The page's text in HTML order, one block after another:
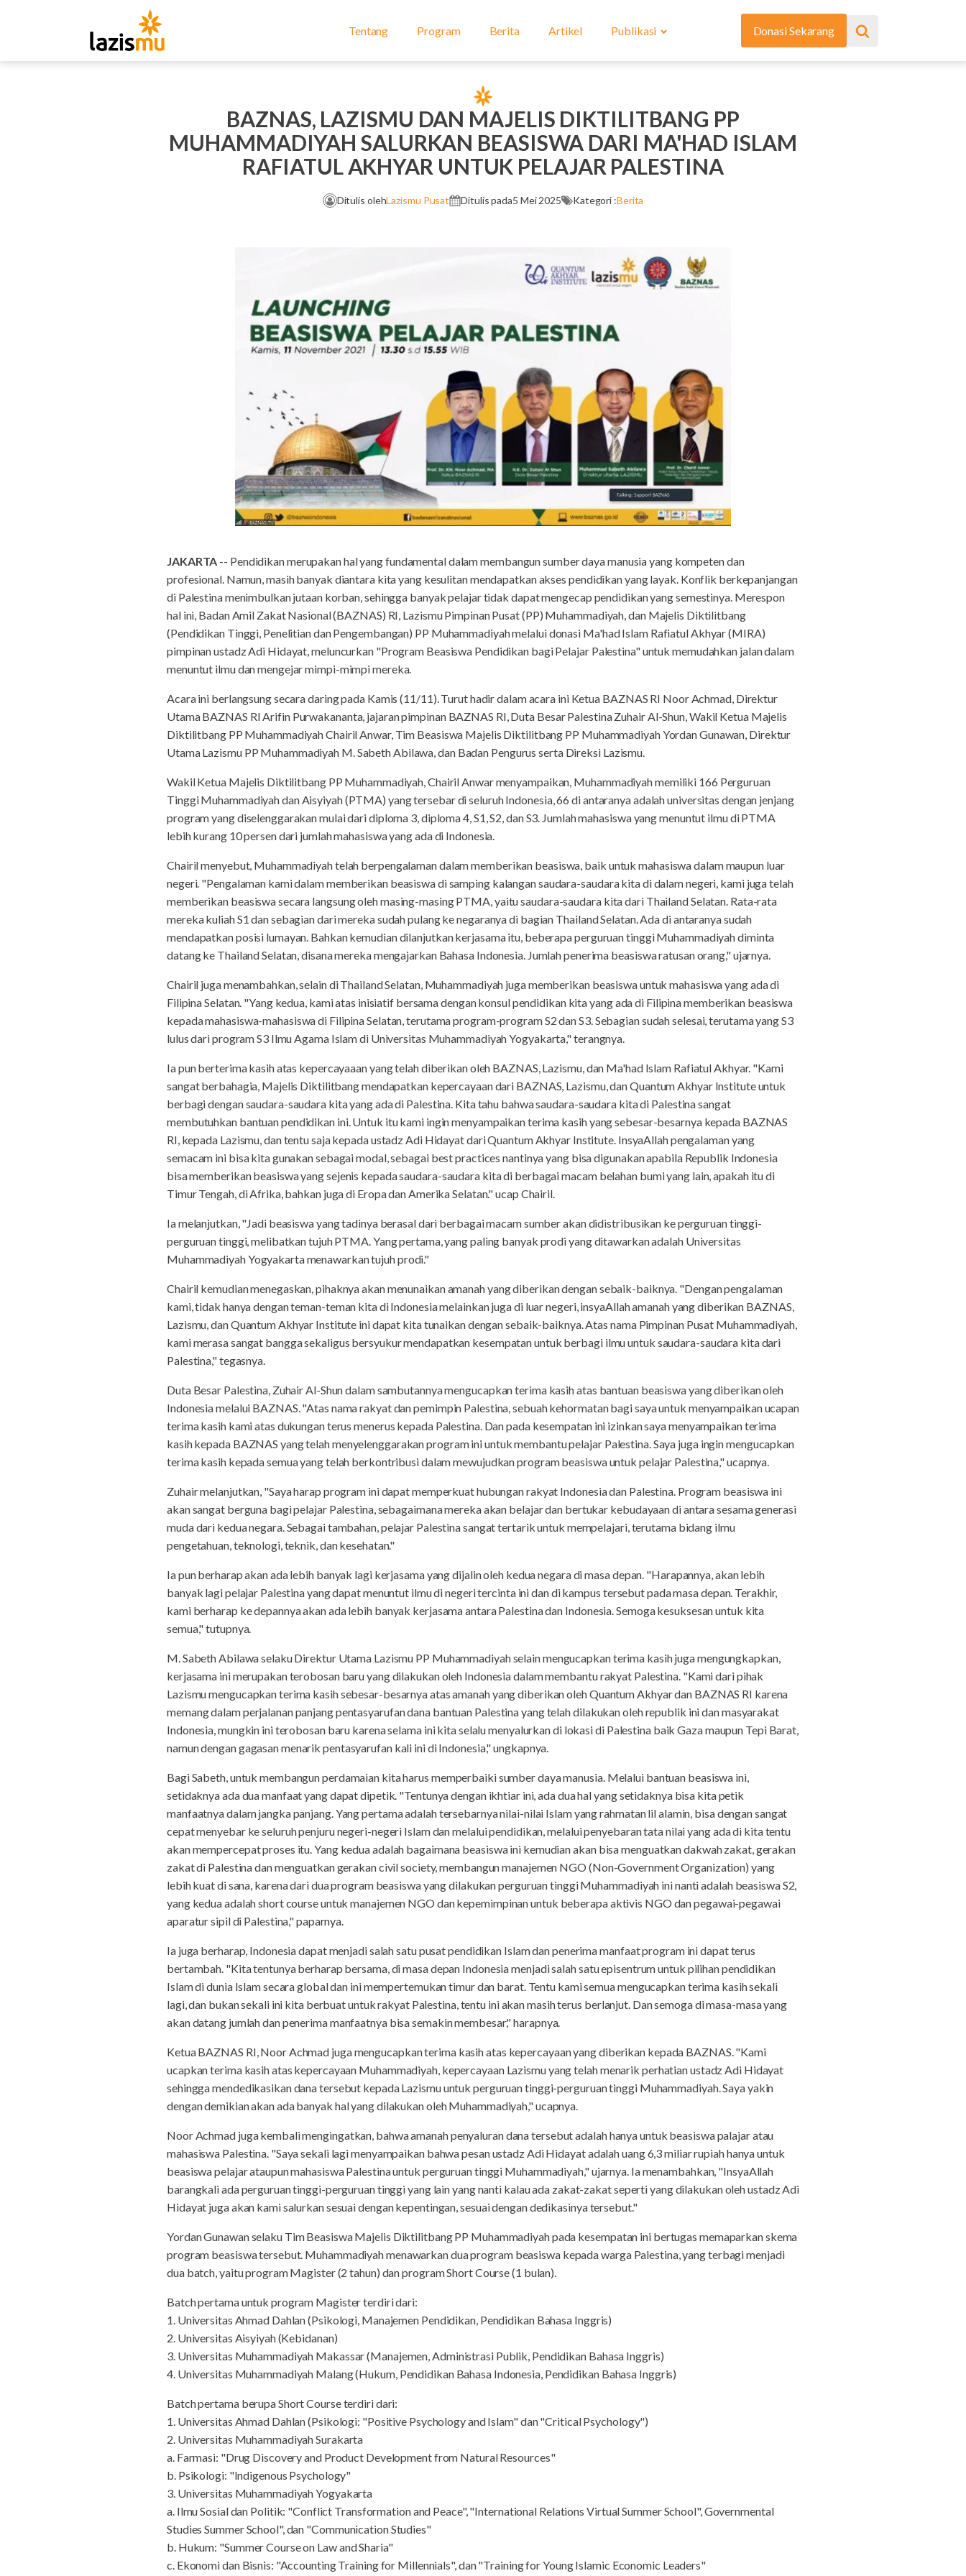
Tentang Program Berita Artikel Publikasi Donasi Sekarang
BAZNAS, LAZISMU DAN MAJELIS DIKTILITBANG PP
MUHAMMADIYAH SALURKAN BEASISWA DARI MA'HAD ISLAM
RAFIATUL AKHYAR UNTUK PELAJAR PALESTINA
Ditulis olehLazismu Pusat Ditulis pada5 Mei 2025 Kategori :Berita
JAKARTA -- Pendidikan merupakan hal yang fundamental dalam membangun sumber daya manusia yang kompeten dan
profesional. Namun, masih banyak diantara kita yang kesulitan mendapatkan akses pendidikan yang layak. Konflik berkepanjangan
di Palestina menimbulkan jutaan korban, sehingga banyak pelajar tidak dapat mengecap pendidikan yang semestinya. Merespon
hal ini, Badan Amil Zakat Nasional (BAZNAS) RI, Lazismu Pimpinan Pusat (PP) Muhammadiyah, dan Majelis Diktilitbang
(Pendidikan Tinggi, Penelitian dan Pengembangan) PP Muhammadiyah melalui donasi Ma'had Islam Rafiatul Akhyar (MIRA)
pimpinan ustadz Adi Hidayat, meluncurkan "Program Beasiswa Pendidikan bagi Pelajar Palestina" untuk memudahkan jalan dalam
menuntut ilmu dan mengejar mimpi-mimpi mereka.
Acara ini berlangsung secara daring pada Kamis (11/11). Turut hadir dalam acara ini Ketua BAZNAS RI Noor Achmad, Direktur
Utama BAZNAS RI Arifin Purwakananta, jajaran pimpinan BAZNAS RI, Duta Besar Palestina Zuhair Al-Shun, Wakil Ketua Majelis
Diktilitbang PP Muhammadiyah Chairil Anwar, Tim Beasiswa Majelis Diktilitbang PP Muhammadiyah Yordan Gunawan, Direktur
Utama Lazismu PP Muhammadiyah M. Sabeth Abilawa, dan Badan Pengurus serta Direksi Lazismu.
Wakil Ketua Majelis Diktilitbang PP Muhammadiyah, Chairil Anwar menyampaikan, Muhammadiyah memiliki 166 Perguruan
Tinggi Muhammadiyah dan Aisyiyah (PTMA) yang tersebar di seluruh Indonesia, 66 di antaranya adalah universitas dengan jenjang
program yang diselenggarakan mulai dari diploma 3, diploma 4, S1, S2, dan S3. Jumlah mahasiswa yang menuntut ilmu di PTMA
lebih kurang 10 persen dari jumlah mahasiswa yang ada di Indonesia.
Chairil menyebut, Muhammadiyah telah berpengalaman dalam memberikan beasiswa, baik untuk mahasiswa dalam maupun luar
negeri. "Pengalaman kami dalam memberikan beasiswa di samping kalangan saudara-saudara kita di dalam negeri, kami juga telah
memberikan beasiswa secara langsung oleh masing-masing PTMA, yaitu saudara-saudara kita dari Thailand Selatan. Rata-rata
mereka kuliah S1 dan sebagian dari mereka sudah pulang ke negaranya di bagian Thailand Selatan. Ada di antaranya sudah
mendapatkan posisi lumayan. Bahkan kemudian dilanjutkan kerjasama itu, beberapa perguruan tinggi Muhammadiyah diminta
datang ke Thailand Selatan, disana mereka mengajarkan Bahasa Indonesia. Jumlah penerima beasiswa ratusan orang," ujarnya.
Chairil juga menambahkan, selain di Thailand Selatan, Muhammadiyah juga memberikan beasiswa untuk mahasiswa yang ada di
Filipina Selatan. "Yang kedua, kami atas inisiatif bersama dengan konsul pendidikan kita yang ada di Filipina memberikan beasiswa
kepada mahasiswa-mahasiswa di Filipina Selatan, terutama program-program S2 dan S3. Sebagian sudah selesai, terutama yang S3
lulus dari program S3 Ilmu Agama Islam di Universitas Muhammadiyah Yogyakarta," terangnya.
Ia pun berterima kasih atas kepercayaaan yang telah diberikan oleh BAZNAS, Lazismu, dan Ma'had Islam Rafiatul Akhyar. "Kami
sangat berbahagia, Majelis Diktilitbang mendapatkan kepercayaan dari BAZNAS, Lazismu, dan Quantum Akhyar Institute untuk
berbagi dengan saudara-saudara kita yang ada di Palestina. Kita tahu bahwa saudara-saudara kita di Palestina sangat
membutuhkan bantuan pendidikan ini. Untuk itu kami ingin menyampaikan terima kasih yang sebesar-besarnya kepada BAZNAS
RI, kepada Lazismu, dan tentu saja kepada ustadz Adi Hidayat dari Quantum Akhyar Institute. InsyaAllah pengalaman yang
semacam ini bisa kita gunakan sebagai modal, sebagai best practices nantinya yang bisa digunakan apabila Republik Indonesia
bisa memberikan beasiswa yang sejenis kepada saudara-saudara kita di berbagai macam belahan bumi yang lain, apakah itu di
Timur Tengah, di Afrika, bahkan juga di Eropa dan Amerika Selatan." ucap Chairil.
Ia melanjutkan, "Jadi beasiswa yang tadinya berasal dari berbagai macam sumber akan didistribusikan ke perguruan tinggi-
perguruan tinggi, melibatkan tujuh PTMA. Yang pertama, yang paling banyak prodi yang ditawarkan adalah Universitas
Muhammadiyah Yogyakarta menawarkan tujuh prodi."
Chairil kemudian menegaskan, pihaknya akan menunaikan amanah yang diberikan dengan sebaik-baiknya. "Dengan pengalaman
kami, tidak hanya dengan teman-teman kita di Indonesia melainkan juga di luar negeri, insyaAllah amanah yang diberikan BAZNAS,
Lazismu, dan Quantum Akhyar Institute ini dapat kita tunaikan dengan sebaik-baiknya. Atas nama Pimpinan Pusat Muhammadiyah,
kami merasa sangat bangga sekaligus bersyukur mendapatkan kesempatan untuk berbagi ilmu untuk saudara-saudara kita dari
Palestina," tegasnya.
Duta Besar Palestina, Zuhair Al-Shun dalam sambutannya mengucapkan terima kasih atas bantuan beasiswa yang diberikan oleh
Indonesia melalui BAZNAS. "Atas nama rakyat dan pemimpin Palestina, sebuah kehormatan bagi saya untuk menyampaikan ucapan
terima kasih kami atas dukungan terus menerus kepada Palestina. Dan pada kesempatan ini izinkan saya menyampaikan terima
kasih kepada BAZNAS yang telah menyelenggarakan program ini untuk membantu pelajar Palestina. Saya juga ingin mengucapkan
terima kasih kepada semua yang telah berkontribusi dalam mewujudkan program beasiswa untuk pelajar Palestina," ucapnya.
Zuhair melanjutkan, "Saya harap program ini dapat memperkuat hubungan rakyat Indonesia dan Palestina. Program beasiswa ini
akan sangat berguna bagi pelajar Palestina, sebagaimana mereka akan belajar dan bertukar kebudayaan di antara sesama generasi
muda dari kedua negara. Sebagai tambahan, pelajar Palestina sangat tertarik untuk mempelajari, terutama bidang ilmu
pengetahuan, teknologi, teknik, dan kesehatan."
Ia pun berharap akan ada lebih banyak lagi kerjasama yang dijalin oleh kedua negara di masa depan. "Harapannya, akan lebih
banyak lagi pelajar Palestina yang dapat menuntut ilmu di negeri tercinta ini dan di kampus tersebut pada masa depan. Terakhir,
kami berharap ke depannya akan ada lebih banyak kerjasama antara Palestina dan Indonesia. Semoga kesuksesan untuk kita
semua," tutupnya.
M. Sabeth Abilawa selaku Direktur Utama Lazismu PP Muhammadiyah selain mengucapkan terima kasih juga mengungkapkan,
kerjasama ini merupakan terobosan baru yang dilakukan oleh Indonesia dalam membantu rakyat Palestina. "Kami dari pihak
Lazismu mengucapkan terima kasih sebesar-besarnya atas amanah yang diberikan oleh Quantum Akhyar dan BAZNAS RI karena
memang dalam perjalanan panjang pentasyarufan dana bantuan Palestina yang telah dilakukan oleh republik ini dan masyarakat
Indonesia, mungkin ini terobosan baru karena selama ini kita selalu menyalurkan di lokasi di Palestina baik Gaza maupun Tepi Barat,
namun dengan gagasan menarik pentasyarufan kali ini di Indonesia," ungkapnya.
Bagi Sabeth, untuk membangun perdamaian kita harus memperbaiki sumber daya manusia. Melalui bantuan beasiswa ini,
setidaknya ada dua manfaat yang dapat dipetik. "Tentunya dengan ikhtiar ini, ada dua hal yang setidaknya bisa kita petik
manfaatnya dalam jangka panjang. Yang pertama adalah tersebarnya nilai-nilai Islam yang rahmatan lil alamin, bisa dengan sangat
cepat menyebar ke seluruh penjuru negeri-negeri Islam dan melalui pendidikan, melalui penyebaran tata nilai yang ada di kita tentu
akan mempercepat proses itu. Yang kedua adalah bagaimana beasiswa ini kemudian akan bisa menguatkan dakwah zakat, gerakan
zakat di Palestina dan menguatkan gerakan civil society, membangun manajemen NGO (Non-Government Organization) yang
lebih kuat di sana, karena dari dua program beasiswa yang dilakukan perguruan tinggi Muhammadiyah ini nanti adalah beasiswa S2,
yang kedua adalah short course untuk manajemen NGO dan kepemimpinan untuk beberapa aktivis NGO dan pegawai-pegawai
aparatur sipil di Palestina," paparnya.
Ia juga berharap, Indonesia dapat menjadi salah satu pusat pendidikan Islam dan penerima manfaat program ini dapat terus
bertambah. "Kita tentunya berharap bersama, di masa depan Indonesia menjadi salah satu episentrum untuk pilihan pendidikan
Islam di dunia Islam secara global dan ini mempertemukan timur dan barat. Tentu kami semua mengucapkan terima kasih sekali
lagi, dan bukan sekali ini kita berbuat untuk rakyat Palestina, tentu ini akan masih terus berlanjut. Dan semoga di masa-masa yang
akan datang jumlah dan penerima manfaatnya bisa semakin membesar," harapnya.
Ketua BAZNAS RI, Noor Achmad juga mengucapkan terima kasih atas kepercayaan yang diberikan kepada BAZNAS. "Kami
ucapkan terima kasih atas kepercayaan Muhammadiyah, kepercayaan Lazismu yang telah menarik perhatian ustadz Adi Hidayat
sehingga mendedikasikan dana tersebut kepada Lazismu untuk perguruan tinggi-perguruan tinggi Muhammadiyah. Saya yakin
dengan demikian akan ada banyak hal yang dilakukan oleh Muhammadiyah," ucapnya.
Noor Achmad juga kembali mengingatkan, bahwa amanah penyaluran dana tersebut adalah hanya untuk beasiswa palajar atau
mahasiswa Palestina. "Saya sekali lagi menyampaikan bahwa pesan ustadz Adi Hidayat adalah uang 6,3 miliar rupiah hanya untuk
beasiswa pelajar ataupun mahasiswa Palestina untuk perguruan tinggi Muhammadiyah," ujarnya. Ia menambahkan, "InsyaAllah
barangkali ada perguruan tinggi-perguruan tinggi yang lain yang nanti kalau ada zakat-zakat seperti yang dilakukan oleh ustadz Adi
Hidayat juga akan kami salurkan sesuai dengan kepentingan, sesuai dengan dedikasinya tersebut."
Yordan Gunawan selaku Tim Beasiswa Majelis Diktilitbang PP Muhammadiyah pada kesempatan ini bertugas memaparkan skema
program beasiswa tersebut. Muhammadiyah menawarkan dua program beasiswa kepada warga Palestina, yang terbagi menjadi
dua batch, yaitu program Magister (2 tahun) dan program Short Course (1 bulan).
Batch pertama untuk program Magister terdiri dari:
1. Universitas Ahmad Dahlan (Psikologi, Manajemen Pendidikan, Pendidikan Bahasa Inggris)
2. Universitas Aisyiyah (Kebidanan)
3. Universitas Muhammadiyah Makassar (Manajemen, Administrasi Publik, Pendidikan Bahasa Inggris)
4. Universitas Muhammadiyah Malang (Hukum, Pendidikan Bahasa Indonesia, Pendidikan Bahasa Inggris)
Batch pertama berupa Short Course terdiri dari:
1. Universitas Ahmad Dahlan (Psikologi: "Positive Psychology and Islam" dan "Critical Psychology")
2. Universitas Muhammadiyah Surakarta
a. Farmasi: "Drug Discovery and Product Development from Natural Resources"
b. Psikologi: "Indigenous Psychology"
3. Universitas Muhammadiyah Yogyakarta
a. Ilmu Sosial dan Politik: "Conflict Transformation and Peace", "International Relations Virtual Summer School", Governmental
Studies Summer School", dan "Communication Studies"
b. Hukum: "Summer Course on Law and Sharia"
c. Ekonomi dan Bisnis: "Accounting Training for Millennials", dan "Training for Young Islamic Economic Leaders"